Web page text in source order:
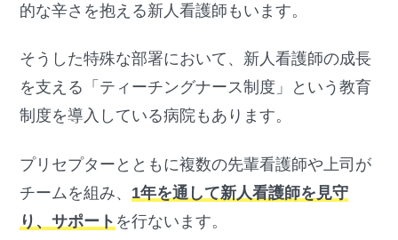
的な辛さを抱える新人看護師もいます。
そうした特殊な部署において、新人看護師の成長
を支える「ティーチングナース制度」という教育
制度を導入している病院もあります。
プリセプターとともに複数の先輩看護師や上司が
チームを組み、 1年を通して新人看護師を見守
り、サポート を行ないます。